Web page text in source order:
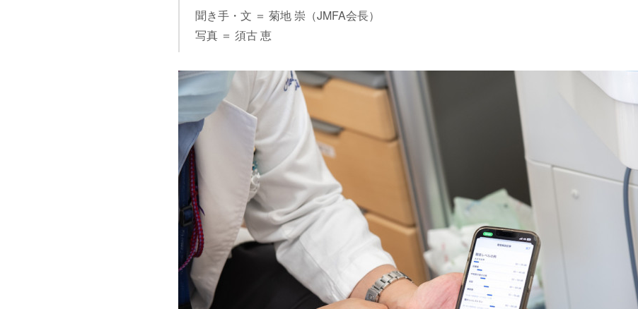
聞き手・文 ＝ 菊地 崇（JMFA会長）
写真 ＝ 須古 恵